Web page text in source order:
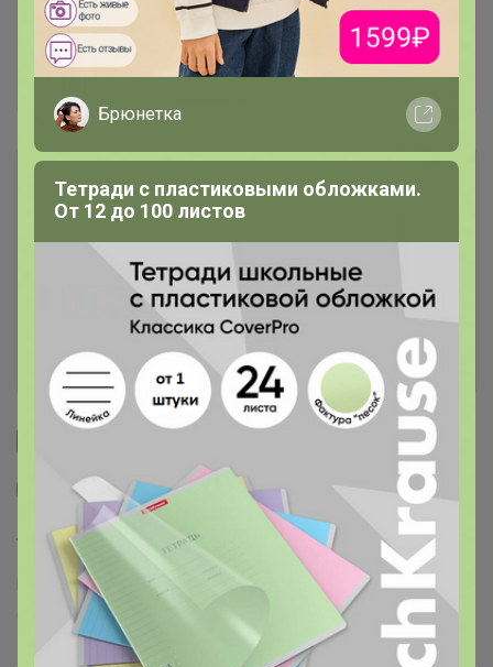
поставщика и согласованы с ценами. К
сожалению все остальное мне пришлось
перенести в следующую закупку. Ждем
Условия участия
Ключевые даты
История проведённых выкупов
Другие СП организатора Артемида
Торговые марки
Puratos™ Италика™ Чудское озеро™
Sen Soy™
COOKING™
Dolce-Rosa™ Баринофф™
Брюнетка
Тетради с пластиковыми обложками.
От 12 до 100 листов